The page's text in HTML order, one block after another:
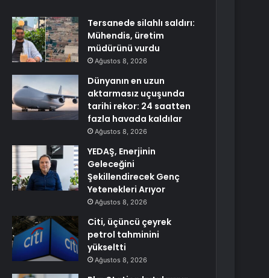
Tersanede silahlı saldırı:
Mühendis, üretim
müdürünü vurdu
Ağustos 8, 2026
Dünyanın en uzun
aktarmasız uçuşunda
tarihi rekor: 24 saatten
fazla havada kaldılar
Ağustos 8, 2026
YEDAŞ, Enerjinin
Geleceğini
Şekillendirecek Genç
Yetenekleri Arıyor
Ağustos 8, 2026
Citi, üçüncü çeyrek
petrol tahminini
yükseltti
Ağustos 8, 2026